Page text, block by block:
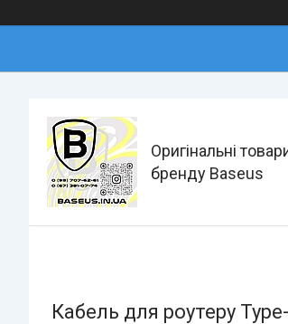
Оригінальні
бренду Baseus
Кабель для роутеру